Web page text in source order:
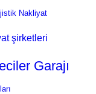
Nakliyat
şirketleri
Garajı